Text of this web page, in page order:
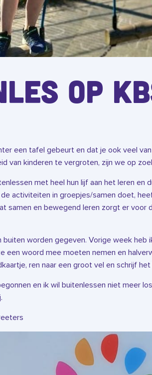
op
een tafel gebeurt en dat je ook veel
van kinderen te vergroten, zijn we op
met heel hun lijf aan het leren en
activiteiten in groepjes/samen doet,
samen en bewegend leren zorgt er
buiten worden gegeven. Vorige week
een woord mee moeten nemen en
ren naar een groot vel en schrijf
en ik wil buitenlessen niet meer